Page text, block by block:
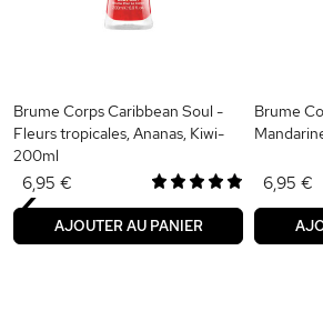
Brume Corps Caribbean Soul -
Fleurs tropicales, Ananas, Kiwi-
200ml
6,95 €
AJOUTER AU PANIER
Brume
6,95 €
‹